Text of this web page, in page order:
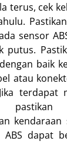
terus, cek
sensor
putus.
baik
atau
terdapat
pastikan
kendaraan
dapat